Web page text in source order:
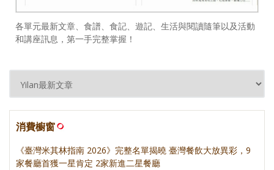
各單元最新文章、食譜、食記、遊記、生活與閱讀隨筆以及活動
和講座訊息，第一手完整掌握！
消費櫥窗
《臺灣米其林指南 2026》完整名單揭曉 臺灣餐飲大放異彩，9
家餐廳首獲一星肯定 2家新進二星餐廳